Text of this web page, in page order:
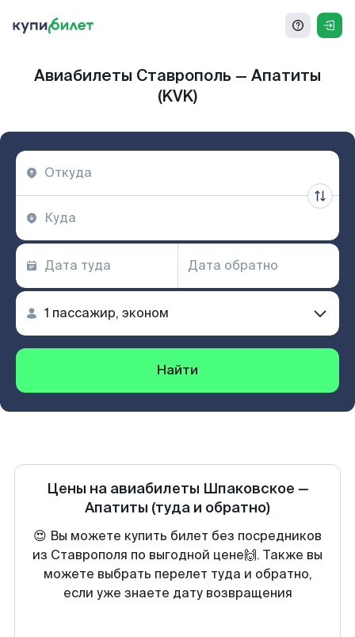
Авиабилеты Ставрополь — Апатиты
(KVK)
Найти
Цены на авиабилеты Шпаковское —
Апатиты (туда и обратно)
😍 Вы можете купить билет без посредников
из Ставрополя по выгодной цене🙌. Также вы
можете выбрать перелет туда и обратно,
если уже знаете дату возвращения